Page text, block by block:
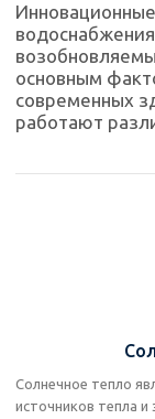
основным
современных
работают
Солнечное тепло
источников тепла